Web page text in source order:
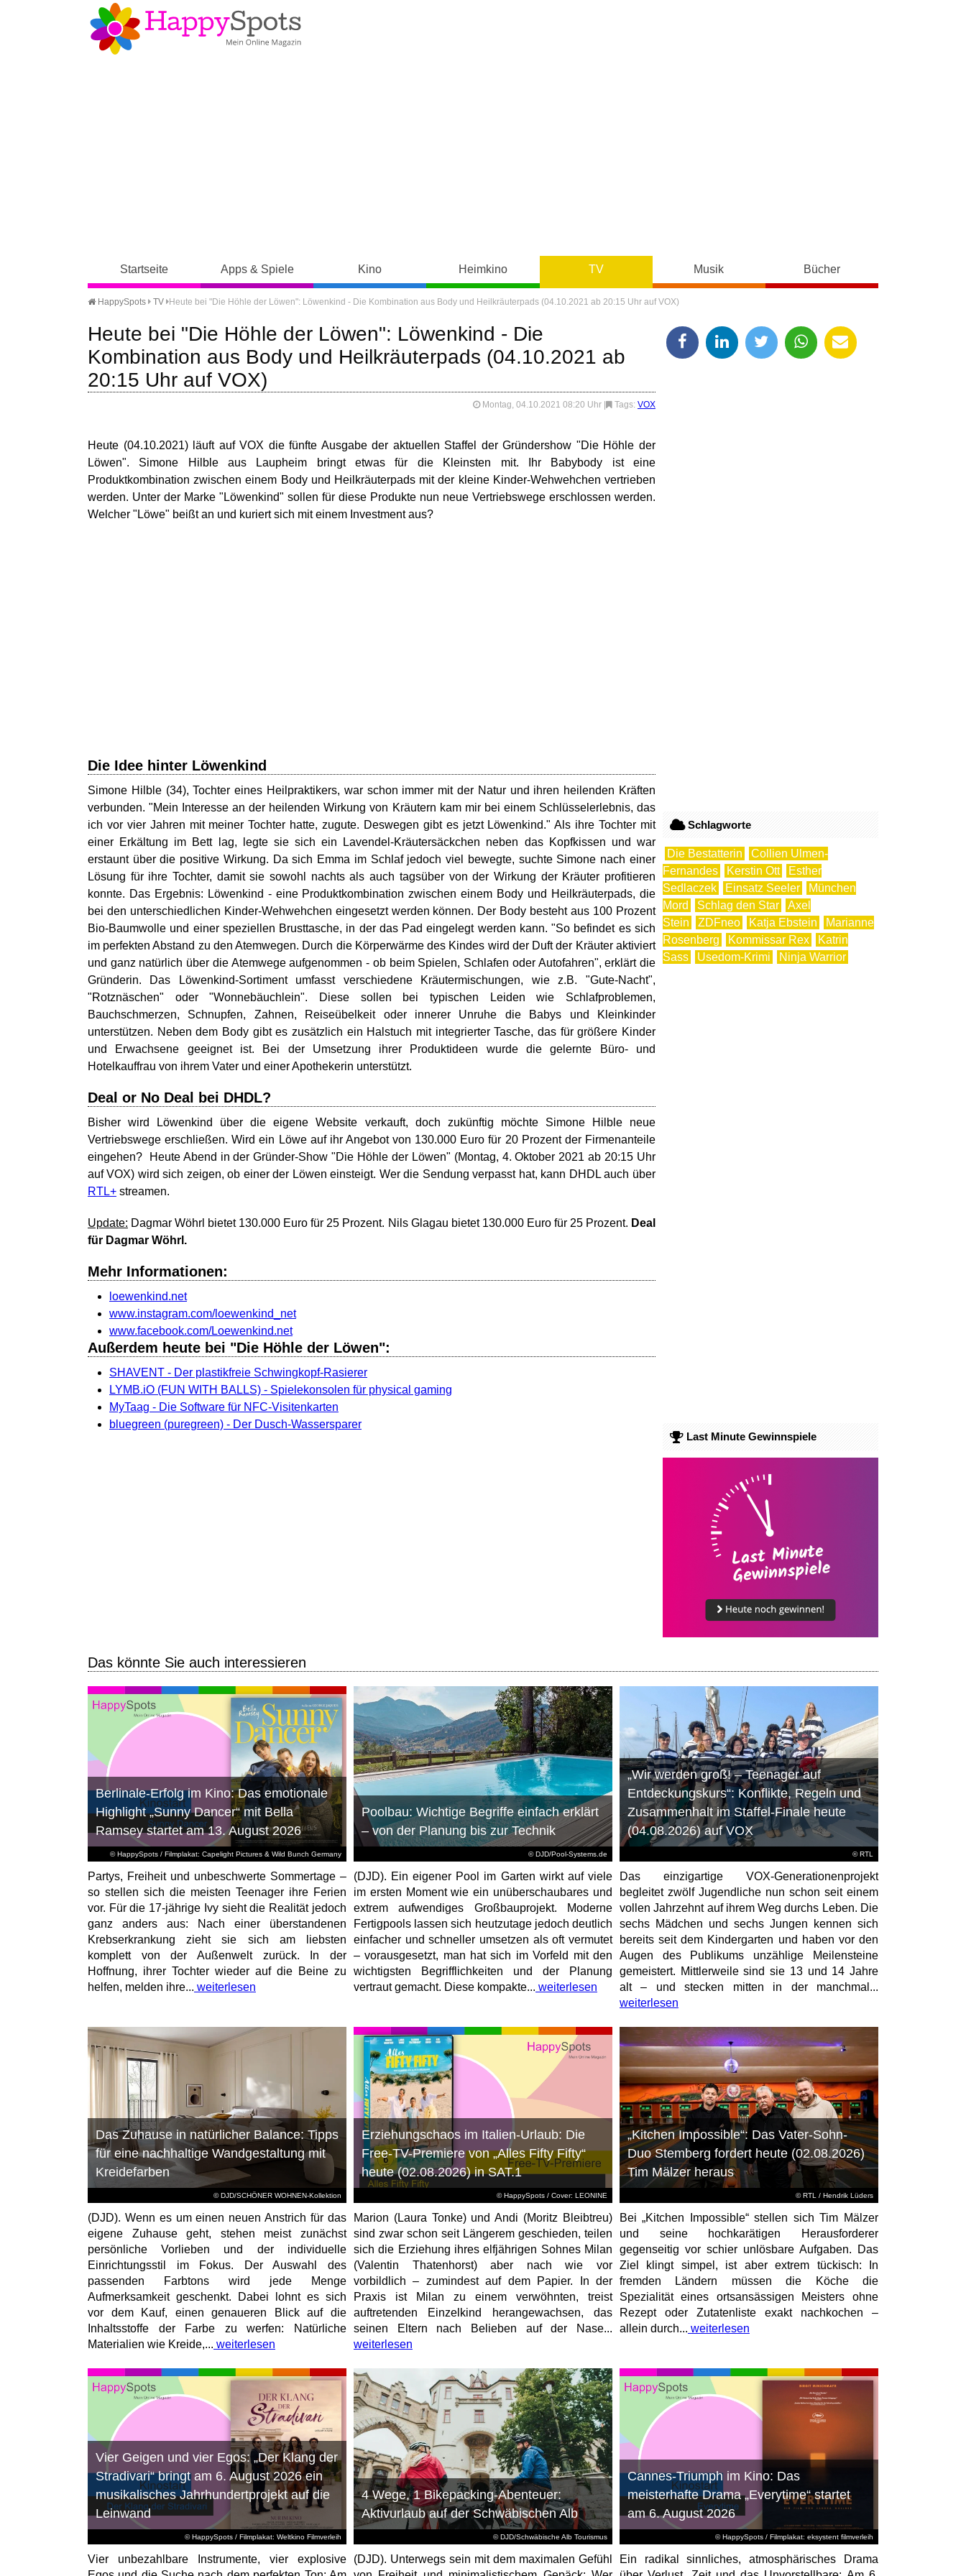
Startseite Apps & Spiele Kino Heimkino TV Musik Bücher
HappySpots TV Heute bei "Die Höhle der Löwen": Löwenkind - Die Kombination aus Body und Heilkräuterpads (04.10.2021 ab 20:15 Uhr auf VOX)
Heute bei "Die Höhle der Löwen": Löwenkind - Die
Kombination aus Body und Heilkräuterpads (04.10.2021 ab
20:15 Uhr auf VOX)
Montag, 04.10.2021 08:20 Uhr Tags: VOX
Heute (04.10.2021) läuft auf VOX die fünfte Ausgabe der aktuellen Staffel der Gründershow "Die Höhle der
Löwen". Simone Hilble aus Laupheim bringt etwas für die Kleinsten mit. Ihr Babybody ist eine
Produktkombination zwischen einem Body und Heilkräuterpads mit der kleine Kinder-Wehwehchen vertrieben
werden. Unter der Marke "Löwenkind" sollen für diese Produkte nun neue Vertriebswege erschlossen werden.
Welcher "Löwe" beißt an und kuriert sich mit einem Investment aus?
Die Idee hinter Löwenkind
Simone Hilble (34), Tochter eines Heilpraktikers, war schon immer mit der Natur und ihren heilenden Kräften
verbunden. "Mein Interesse an der heilenden Wirkung von Kräutern kam mir bei einem Schlüsselerlebnis, das
ich vor vier Jahren mit meiner Tochter hatte, zugute. Deswegen gibt es jetzt Löwenkind." Als ihre Tochter mit
einer Erkältung im Bett lag, legte sie sich ein Lavendel-Kräutersäckchen neben das Kopfkissen und war
erstaunt über die positive Wirkung. Da sich Emma im Schlaf jedoch viel bewegte, suchte Simone nach einer
Lösung für ihre Tochter, damit sie sowohl nachts als auch tagsüber von der Wirkung der Kräuter profitieren
konnte. Das Ergebnis: Löwenkind - eine Produktkombination zwischen einem Body und Heilkräuterpads, die
bei den unterschiedlichen Kinder-Wehwehchen eingesetzt werden können. Der Body besteht aus 100 Prozent
Bio-Baumwolle und einer speziellen Brusttasche, in der das Pad eingelegt werden kann. "So befindet es sich
im perfekten Abstand zu den Atemwegen. Durch die Körperwärme des Kindes wird der Duft der Kräuter aktiviert
und ganz natürlich über die Atemwege aufgenommen - ob beim Spielen, Schlafen oder Autofahren", erklärt die
Gründerin. Das Löwenkind-Sortiment umfasst verschiedene Kräutermischungen, wie z.B. "Gute-Nacht",
"Rotznäschen" oder "Wonnebäuchlein". Diese sollen bei typischen Leiden wie Schlafproblemen,
Bauchschmerzen, Schnupfen, Zahnen, Reiseübelkeit oder innerer Unruhe die Babys und Kleinkinder
unterstützen. Neben dem Body gibt es zusätzlich ein Halstuch mit integrierter Tasche, das für größere Kinder
und Erwachsene geeignet ist. Bei der Umsetzung ihrer Produktideen wurde die gelernte Büro- und
Hotelkauffrau von ihrem Vater und einer Apothekerin unterstützt.
Deal or No Deal bei DHDL?
Bisher wird Löwenkind über die eigene Website verkauft, doch zukünftig möchte Simone Hilble neue
Vertriebswege erschließen. Wird ein Löwe auf ihr Angebot von 130.000 Euro für 20 Prozent der Firmenanteile
eingehen? Heute Abend in der Gründer-Show "Die Höhle der Löwen" (Montag, 4. Oktober 2021 ab 20:15 Uhr
auf VOX) wird sich zeigen, ob einer der Löwen einsteigt. Wer die Sendung verpasst hat, kann DHDL auch über
RTL+ streamen.
Update: Dagmar Wöhrl bietet 130.000 Euro für 25 Prozent. Nils Glagau bietet 130.000 Euro für 25 Prozent. Deal
für Dagmar Wöhrl.
Mehr Informationen:
loewenkind.net
www.instagram.com/loewenkind_net
www.facebook.com/Loewenkind.net
Außerdem heute bei "Die Höhle der Löwen":
SHAVENT - Der plastikfreie Schwingkopf-Rasierer
LYMB.iO (FUN WITH BALLS) - Spielekonsolen für physical gaming
MyTaag - Die Software für NFC-Visitenkarten
bluegreen (puregreen) - Der Dusch-Wassersparer
Schlagworte
Die Bestatterin
Collien Ulmen-
Fernandes
Kerstin Ott
Esther
Sedlaczek
Einsatz Seeler
München
Mord
Schlag den Star
Axel
Stein
ZDFneo Katja Ebstein
Marianne
Rosenberg
Kommissar Rex
Katrin
Sass
Usedom-Krimi Ninja Warrior
Last Minute Gewinnspiele
Das könnte Sie auch interessieren
© HappySpots / Filmplakat: Capelight Pictures & Wild Bunch Germany
Berlinale-Erfolg im Kino: Das emotionale
Highlight „Sunny Dancer“ mit Bella
Ramsey startet am 13. August 2026
Partys, Freiheit und unbeschwerte Sommertage –
so stellen sich die meisten Teenager ihre Ferien
vor. Für die 17-jährige Ivy sieht die Realität jedoch
ganz anders aus: Nach einer überstandenen
Krebserkrankung zieht sie sich am liebsten
komplett von der Außenwelt zurück. In der
Hoffnung, ihrer Tochter wieder auf die Beine zu
helfen, melden ihre... weiterlesen
© DJD/Pool-Systems.de
Poolbau: Wichtige Begriffe einfach erklärt
– von der Planung bis zur Technik
(DJD). Ein eigener Pool im Garten wirkt auf viele
im ersten Moment wie ein unüberschaubares und
extrem aufwendiges Großbauprojekt. Moderne
Fertigpools lassen sich heutzutage jedoch deutlich
einfacher und schneller umsetzen als oft vermutet
– vorausgesetzt, man hat sich im Vorfeld mit den
wichtigsten Begrifflichkeiten und der Planung
vertraut gemacht. Diese kompakte... weiterlesen
© RTL
„Wir werden groß! – Teenager auf
Entdeckungskurs“: Konflikte, Regeln und
Zusammenhalt im Staffel-Finale heute
(04.08.2026) auf VOX
Das einzigartige VOX-Generationenprojekt
begleitet zwölf Jugendliche nun schon seit einem
vollen Jahrzehnt auf ihrem Weg durchs Leben. Die
sechs Mädchen und sechs Jungen kennen sich
bereits seit dem Kindergarten und haben vor den
Augen des Publikums unzählige Meilensteine
gemeistert. Mittlerweile sind sie 13 und 14 Jahre
alt – und stecken mitten in der manchmal...
weiterlesen
© DJD/SCHÖNER WOHNEN-Kollektion
Das Zuhause in natürlicher Balance: Tipps
für eine nachhaltige Wandgestaltung mit
Kreidefarben
(DJD). Wenn es um einen neuen Anstrich für das
eigene Zuhause geht, stehen meist zunächst
persönliche Vorlieben und der individuelle
Einrichtungsstil im Fokus. Der Auswahl des
passenden Farbtons wird jede Menge
Aufmerksamkeit geschenkt. Dabei lohnt es sich
vor dem Kauf, einen genaueren Blick auf die
Inhaltsstoffe der Farbe zu werfen: Natürliche
Materialien wie Kreide,... weiterlesen
© HappySpots / Cover: LEONINE
Erziehungschaos im Italien-Urlaub: Die
Free-TV-Premiere von „Alles Fifty Fifty“
heute (02.08.2026) in SAT.1
Marion (Laura Tonke) und Andi (Moritz Bleibtreu)
sind zwar schon seit Längerem geschieden, teilen
sich die Erziehung ihres elfjährigen Sohnes Milan
(Valentin Thatenhorst) aber nach wie vor
vorbildlich – zumindest auf dem Papier. In der
Praxis ist Milan zu einem verwöhnten, treist
auftretenden Einzelkind herangewachsen, das
seinen Eltern nach Belieben auf der Nase...
weiterlesen
© RTL/ Hendrik Lüders
„Kitchen Impossible“: Das Vater-Sohn-
Duo Stemberg fordert heute (02.08.2026)
Tim Mälzer heraus
Bei „Kitchen Impossible“ stellen sich Tim Mälzer
und seine hochkarätigen Herausforderer
gegenseitig vor schier unlösbare Aufgaben. Das
Ziel klingt simpel, ist aber extrem tückisch: In
fremden Ländern müssen die Köche die
Spezialität eines ortsansässigen Meisters ohne
Rezept oder Zutatenliste exakt nachkochen –
allein durch... weiterlesen
© HappySpots / Filmplakat: Weltkino Filmverleih
Vier Geigen und vier Egos: „Der Klang der
Stradivari“ bringt am 6. August 2026 ein
musikalisches Jahrhundertprojekt auf die
Leinwand
Vier unbezahlbare Instrumente, vier explosive
© DJD/Schwäbische Alb Tourismus
4 Wege, 1 Bikepacking-Abenteuer:
Aktivurlaub auf der Schwäbischen Alb
(DJD). Unterwegs sein mit dem maximalen Gefühl
© HappySpots / Filmplakat: eksystent filmverleih
Cannes-Triumph im Kino: Das
meisterhafte Drama „Everytime“ startet
am 6. August 2026
Ein radikal sinnliches, atmosphärisches Drama